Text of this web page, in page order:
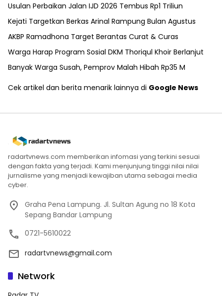
Usulan Perbaikan Jalan IJD 2026 Tembus Rp1 Triliun
Kejati Targetkan Berkas Arinal Rampung Bulan Agustus
AKBP Ramadhona Target Berantas Curat & Curas
Warga Harap Program Sosial DKM Thoriqul Khoir Berlanjut
Banyak Warga Susah, Pemprov Malah Hibah Rp35 M
Cek artikel dan berita menarik lainnya di Google News
radartvnews.com memberikan infomasi yang terkini sesuai
dengan fakta yang terjadi. Kami menjunjung tinggi nilai nilai
jurnalisme yang menjadi kewajiban utama sebagai media
cyber.
Graha Pena Lampung. Jl. Sultan Agung no 18 Kota
Sepang Bandar Lampung
0721-5610022
radartvnews@gmail.com
Network